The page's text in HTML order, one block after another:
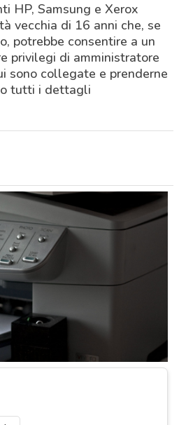
HP, Samsung e Xerox
vecchia di 16 anni che, se
potrebbe consentire a un
privilegi di amministratore
sono collegate e prenderne
tutti i dettagli